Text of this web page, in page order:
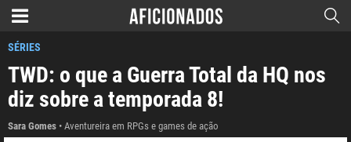
SÉRIES
TWD: o que a Guerra Total da HQ nos
diz sobre a temporada 8!
Sara Gomes Aventureira em RPGs e games de ação